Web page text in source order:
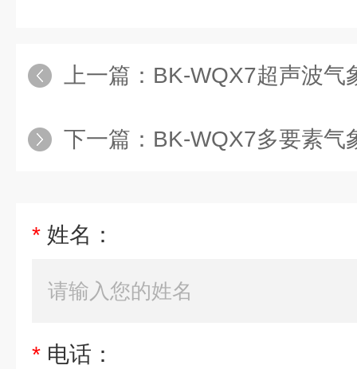
上一篇： BK-WQX7超声波气
下一篇： BK-WQX7多要素气象
* 姓名：
* 电话：